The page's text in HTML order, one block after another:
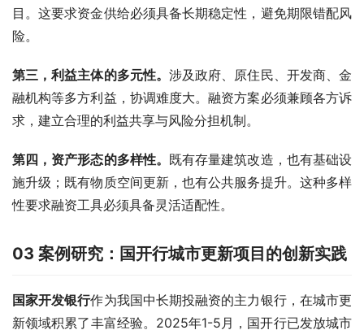
目。这要求资金供给必须具备长期稳定性，避免期限错配风
险。
第三，利益主体的多元性。 涉及政府、原住民、开发商、金
融机构等多方利益，协调难度大。融资方案必须兼顾各方诉
求，建立合理的利益共享与风险分担机制。
第四， 资产形态的多样性。 既有存量建筑改造，也有基础设
施升级；既有物质空间更新，也有公共服务提升。这种多样
性要求融资工具必须具备灵活适配性。
03 案例研究：国开行城市更新项目的创新实践
国家开发银行作为我国中长期投融资的主力银行，在城市更
新领域积累了丰富经验。2025年1-5月，国开行已发放城市